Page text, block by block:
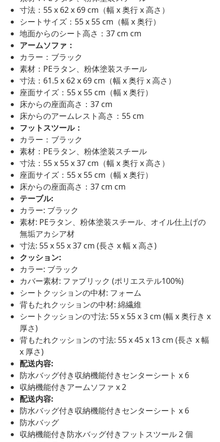
寸法：55 x 62 x 69 cm（幅 x 奥行 x 高さ）
シートサイズ：55 x 55 cm（幅 x 奥行）
地面からのシート高さ：37 cm cm
アームソファ：
カラー：ブラック
素材：PEラタン、粉体塗装スチール
寸法：61.5 x 62 x 69 cm（幅 x 奥行 x 高さ）
座面サイズ：55 x 55 cm（幅 x 奥行）
床からの座面高さ：37 cm
床からのアームレスト高さ：55 cm
フットスツール：
カラー：ブラック
素材：PEラタン、粉体塗装スチール
寸法：55 x 55 x 37 cm（幅 x 奥行 x 高さ）
座面サイズ：55 x 55 cm（幅 x 奥行）
床からの座面高さ：37 cm cm
テーブル:
カラー: ブラック
素材: PEラタン、粉体塗装スチール、オイル仕上げの
無垢アカシア材
寸法: 55 x 55 x 37 cm (長さ x 幅 x 高さ)
クッション:
カラー: ブラック
カバー素材: ファブリック (ポリエステル100%)
シートクッションの中材: フォーム
背もたれクッションの中材: 綿繊維
シートクッションの寸法: 55 x 55 x 3 cm (幅 x 奥行き x
厚さ)
背もたれクッションの寸法: 55 x 45 x 13 cm (長さ x 幅
x 厚さ)
配送内容:
防水バッグ付き収納機能付きセンターシート x 6
収納機能付きアームソファ x 2
配送内容:
防水バッグ付き収納機能付きセンターシート x 6
防水バッグ
収納機能付き防水バッグ付きフットスツール 2 個